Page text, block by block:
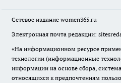
Сетевое издание women365.ru
Электронная почта редакции:
«На информационном ресурсе
технологии (информационные
информации на основе сбора,
относящихся к предпочтениям